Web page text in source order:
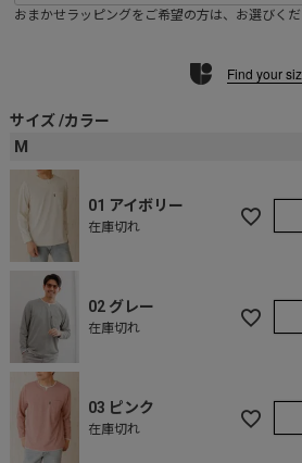
須
おまかせラッピングをご希望の方は、お選びく
Find your
サイズ カラー
M
01 アイボリー
在庫切れ
02 グレー
在庫切れ
03 ピンク
在庫切れ